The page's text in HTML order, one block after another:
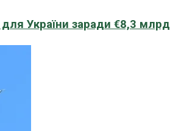
України заради €8,3 млрд